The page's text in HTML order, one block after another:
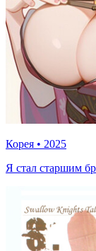
Корея • 2025
Я стал старшим